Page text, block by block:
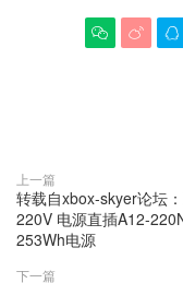
  
上一篇
转载自xbox-skyer论坛
220V 电源直插A12-
253Wh电源
下一篇